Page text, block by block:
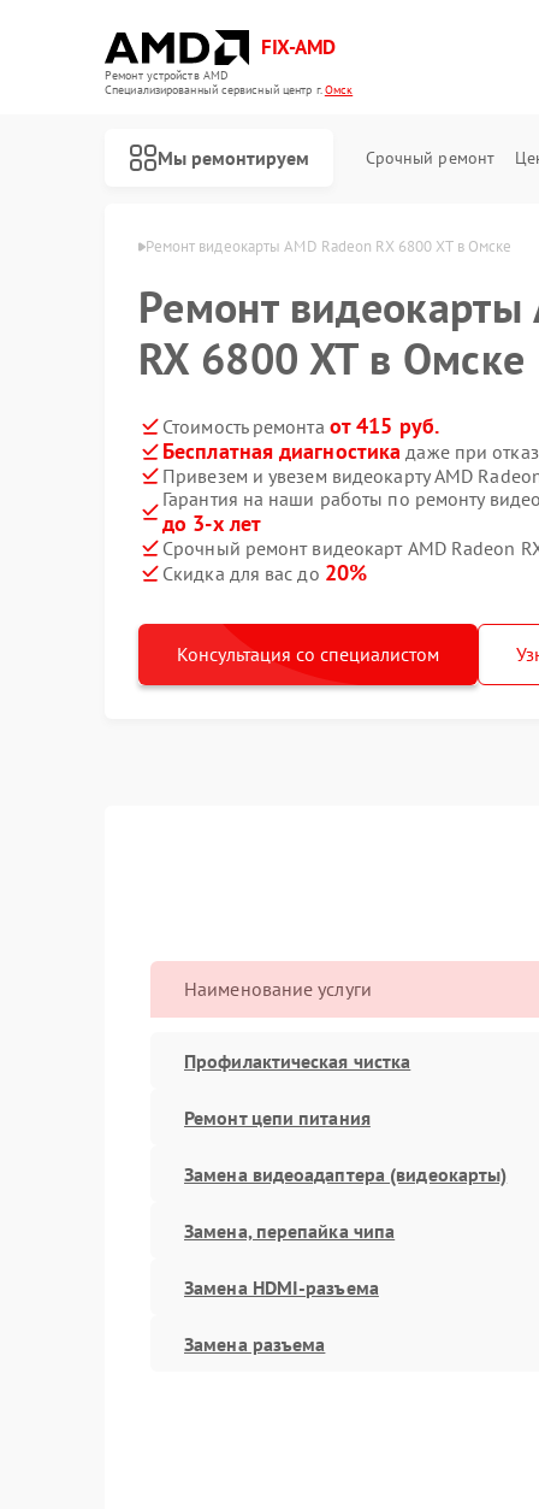
FIX-AMD
Ремонт устройств AMD
Специализированный cервисный центр г.Омск
Мы ремонтируем Срочный ремонт
Ремонт видеокарты AMD Radeon RX 6800 XT в Омске
Ремонт видеокарты
RX 6800 XT в Омске
Стоимость ремонта от 415 руб.
Бесплатная диагностика даже при
Привезем и увезем видеокарту AMD
Гарантия на наши работы по ремонту
до 3-х лет
Срочный ремонт видеокарт AMD Radeon
Скидка для вас до 20%
Консультация со специалистом
Наименование услуги
Профилактическая чистка
Ремонт цепи питания
Замена видеоадаптера (видеокарты)
Замена, перепайка чипа
Замена HDMI-разъема
Замена разъема